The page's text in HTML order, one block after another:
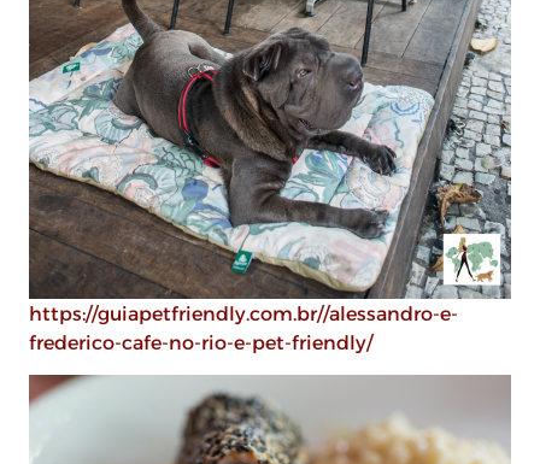
https://guiapetfriendly.com.br//alessandro-e-
frederico-cafe-no-rio-e-pet-friendly/